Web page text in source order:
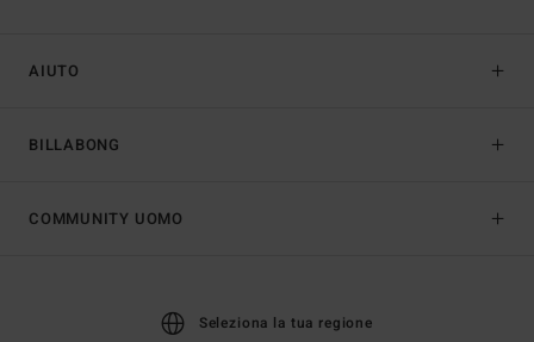
AIUTO
BILLABONG
COMMUNITY UOMO
Seleziona la tua regione